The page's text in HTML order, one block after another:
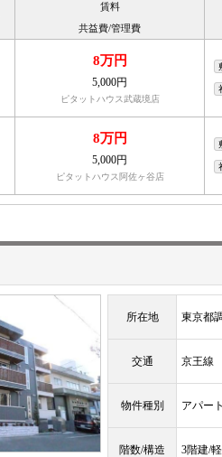
賃料
共益費/管理費
8万円
5,000円
ピタットハウス武蔵境店
8万円
5,000円
ピタットハウス阿佐ヶ谷店
所在地 東京都
交通 京王線
物件種別 アパート
階数/構造 3階建/